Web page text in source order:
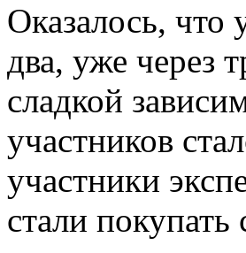
Оказалось, что
два, уже через
сладкой
участников
участники
стали